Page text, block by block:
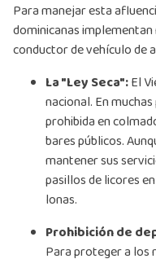
Para manejar esta
dominicanas
conductor de vehículo de
La "Ley Seca":El
nacional. En
prohibida en
bares públicos.
mantener sus
pasillos de licores
lonas.
Prohibición de
Para proteger a los